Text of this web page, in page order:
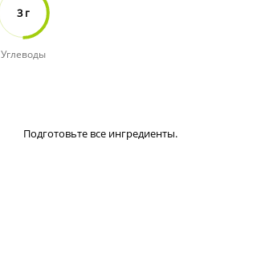
3 г
Углеводы
Подготовьте все ингредиенты.